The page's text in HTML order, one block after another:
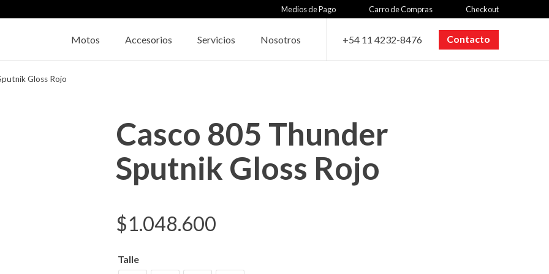
Medios de Pago Carro de Compras Checkout
+54 11 4232-8476 Contacto
Motos Accesorios Servicios Nosotros
Gloss Rojo
Casco 805 Thunder
Sputnik Gloss Rojo
$1.048.600
Talle